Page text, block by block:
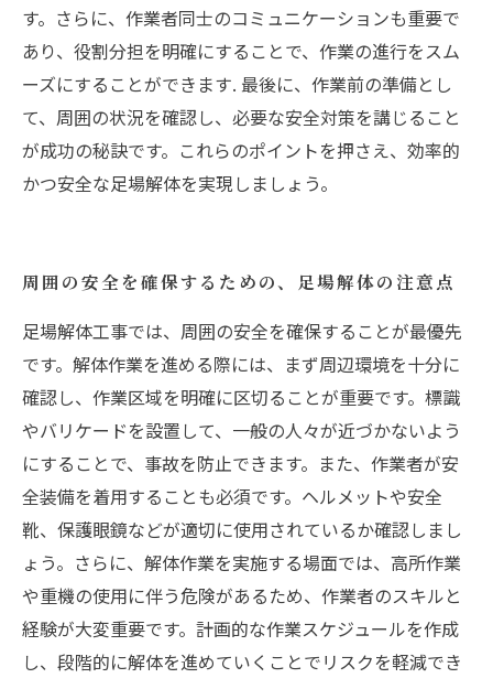
す。さらに、作業者同士のコミュニケーションも重要で
あり、役割分担を明確にすることで、作業の進行をスム
ーズにすることができます. 最後に、作業前の準備とし
て、周囲の状況を確認し、必要な安全対策を講じること
が成功の秘訣です。これらのポイントを押さえ、効率的
かつ安全な足場解体を実現しましょう。
周囲の安全を確保するための、足場解体の注意点
足場解体工事では、周囲の安全を確保することが最優先
です。解体作業を進める際には、まず周辺環境を十分に
確認し、作業区域を明確に区切ることが重要です。標識
やバリケードを設置して、一般の人々が近づかないよう
にすることで、事故を防止できます。また、作業者が安
全装備を着用することも必須です。ヘルメットや安全
靴、保護眼鏡などが適切に使用されているか確認しまし
ょう。さらに、解体作業を実施する場面では、高所作業
や重機の使用に伴う危険があるため、作業者のスキルと
経験が大変重要です。計画的な作業スケジュールを作成
し、段階的に解体を進めていくことでリスクを軽減でき